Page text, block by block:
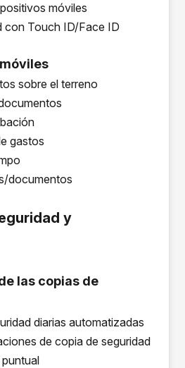
móviles
con Touch ID/Face ID
sobre el terreno
gastos
documentos
y
las copias de
diarias automatizadas
de copia de seguridad